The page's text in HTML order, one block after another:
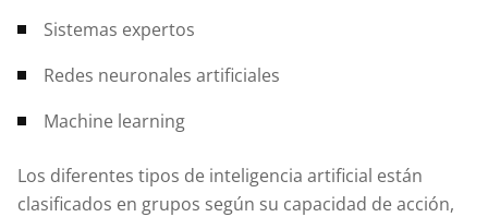
Sistemas expertos
Redes neuronales artificiales
Machine learning
Los diferentes tipos de inteligencia artificial están
clasificados en grupos según su capacidad de acción,